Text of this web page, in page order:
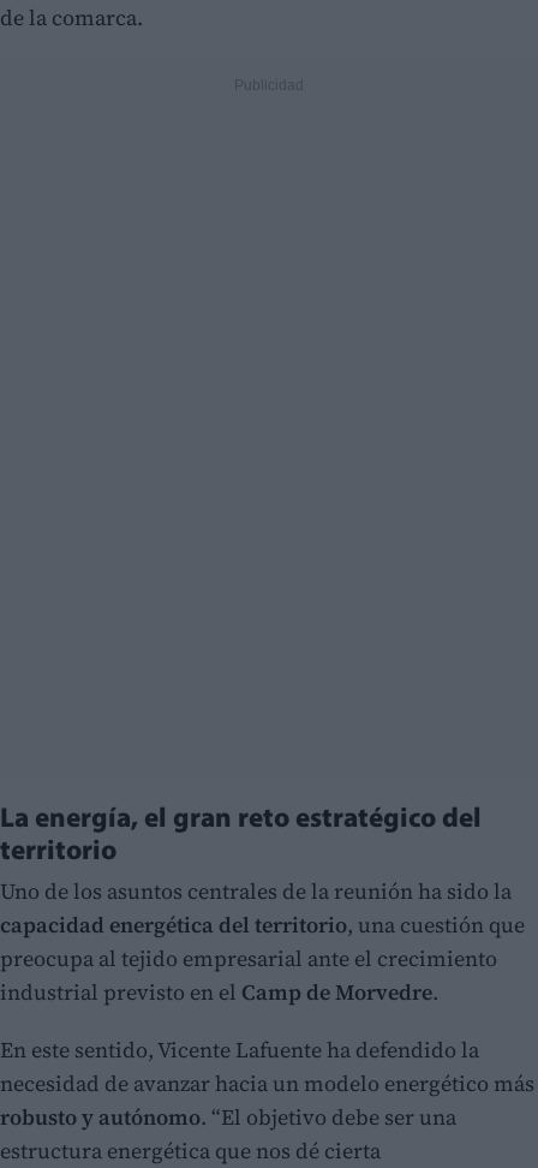
de la comarca.
La energía, el gran reto estratégico del
territorio
Uno de los asuntos centrales de la reunión ha sido la
capacidad energética del territorio, una cuestión que
preocupa al tejido empresarial ante el crecimiento
industrial previsto en el Camp de Morvedre.
En este sentido, Vicente Lafuente ha defendido la
necesidad de avanzar hacia un modelo energético más
robusto y autónomo. “El objetivo debe ser una
estructura energética que nos dé cierta